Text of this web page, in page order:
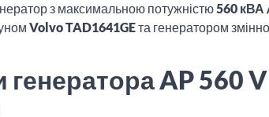
з максимальною потужністю560 кВА
Volvo TAD1641GEта генератором
генератора AP 560 V